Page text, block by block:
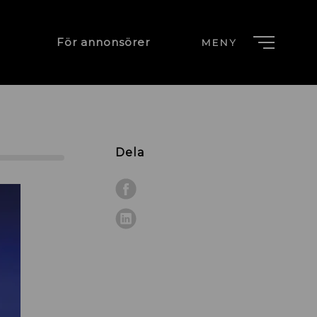
För annonsörer MENY
Dela